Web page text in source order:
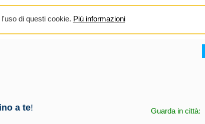
di questi cookie. Più informazioni
Guarda in città:
a te!